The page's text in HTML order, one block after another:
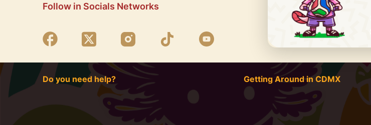
Follow in Socials Networks
Do you need help? Getting Around in CDMX